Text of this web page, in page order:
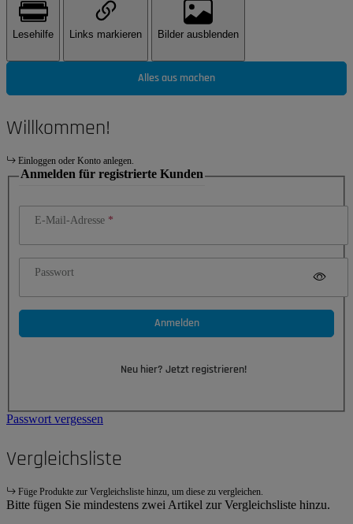
Lesehilfe Links markieren Bilder ausblenden
Alles aus machen
Willkommen!
Einloggen oder Konto anlegen.
Anmelden für registrierte Kunden
E-Mail-Adresse
Passwort
Anmelden
Neu hier? Jetzt registrieren!
Passwort vergessen
Vergleichsliste
Füge Produkte zur Vergleichsliste hinzu, um diese zu vergleichen.
Bitte fügen Sie mindestens zwei Artikel zur Vergleichsliste hinzu.